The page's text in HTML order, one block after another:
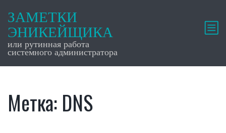
ЗАМЕТКИ
ЭНИКЕЙЩИКА
или рутинная работа
системного администратора
Метка: DNS